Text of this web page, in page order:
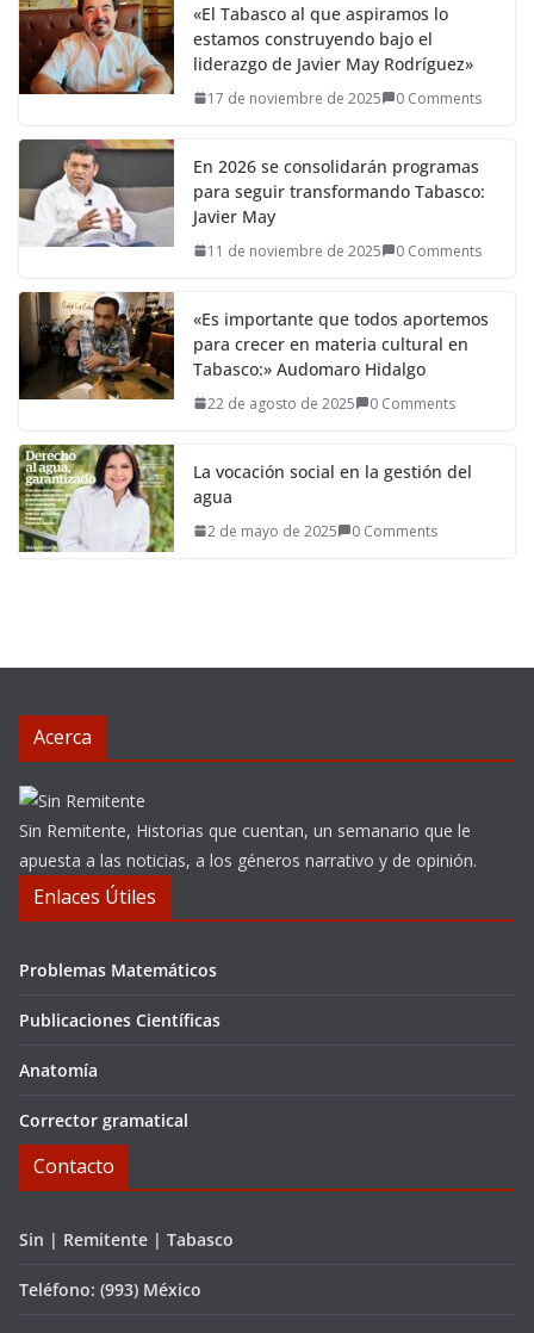
«El Tabasco al que aspiramos lo
estamos construyendo bajo el
liderazgo de Javier May Rodríguez»
17 de noviembre de 2025 0 Comments
En 2026 se consolidarán programas
para seguir transformando Tabasco:
Javier May
11 de noviembre de 2025 0 Comments
«Es importante que todos aportemos
para crecer en materia cultural en
Tabasco:» Audomaro Hidalgo
22 de agosto de 2025 0 Comments
La vocación social en la gestión del
agua
2 de mayo de 2025 0 Comments
Acerca
Sin Remitente, Historias que cuentan, un semanario que le
apuesta a las noticias, a los géneros narrativo y de opinión.
Enlaces Útiles
Problemas Matemáticos
Publicaciones Científicas
Anatomía
Corrector gramatical
Contacto
Sin | Remitente | Tabasco
Teléfono: (993) México